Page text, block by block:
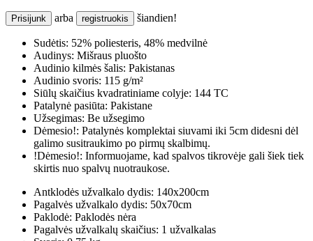
Prisijunk arba registruokis šiandien!
Sudėtis: 52% poliesteris, 48% medvilnė
Audinys: Mišraus pluošto
Audinio kilmės šalis: Pakistanas
Audinio svoris: 115 g/m²
Siūlų skaičius kvadratiniame colyje: 144 TC
Patalynė pasiūta: Pakistane
Užsegimas: Be užsegimo
Dėmesio!: Patalynės komplektai siuvami iki 5cm didesni dėl
galimo susitraukimo po pirmų skalbimų.
!Dėmesio!: Informuojame, kad spalvos tikrovėje gali šiek tiek
skirtis nuo spalvų nuotraukose.
Antklodės užvalkalo dydis: 140x200cm
Pagalvės užvalkalo dydis: 50x70cm
Paklodė: Paklodės nėra
Pagalvės užvalkalų skaičius: 1 užvalkalas